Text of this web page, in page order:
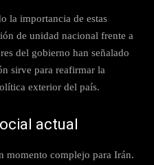
la importancia de estas
de unidad nacional frente a
del gobierno han señalado
sirve para reafirmar la
exterior del país.
actual
momento complejo para Irán.